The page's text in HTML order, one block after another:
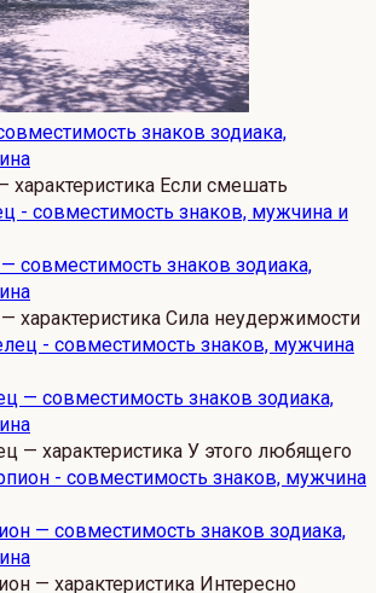
знаков зодиака,
характеристика Если смешать
совместимость знаков зодиака,
характеристика Сила неудержимости
— совместимость знаков зодиака,
— характеристика У этого любящего
— совместимость знаков зодиака,
— характеристика Интересно